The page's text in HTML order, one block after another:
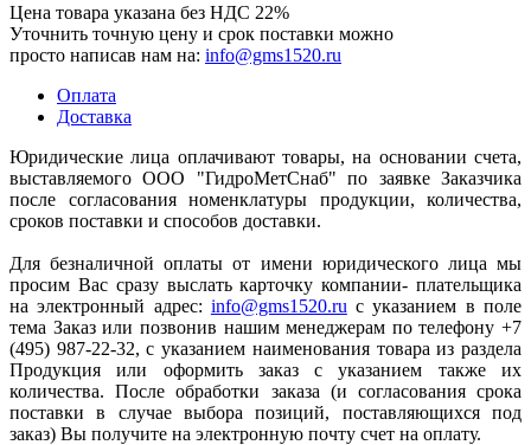
Цена товара указана без НДС 22%
Уточнить точную цену и срок поставки можно
просто написав нам на: info@gms1520.ru
Оплата
Доставка
Юридические лица оплачивают товары, на основании счета,
выставляемого ООО "ГидроМетСнаб" по заявке Заказчика
после согласования номенклатуры продукции, количества,
сроков поставки и способов доставки.
Для безналичной оплаты от имени юридического лица мы
просим Вас сразу выслать карточку компании- плательщика
на электронный адрес: info@gms1520.ru с указанием в поле
тема Заказ или позвонив нашим менеджерам по телефону +7
(495) 987-22-32, с указанием наименования товара из раздела
Продукция или оформить заказ с указанием также их
количества. После обработки заказа (и согласования срока
поставки в случае выбора позиций, поставляющихся под
заказ) Вы получите на электронную почту счет на оплату.